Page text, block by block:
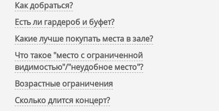
Как добраться?
Есть ли гардероб и буфет?
Какие лучше покупать места в зале?
Что такое "место с ограниченной
видимостью"/"неудобное место"?
Возрастные ограничения
Сколько длится концерт?